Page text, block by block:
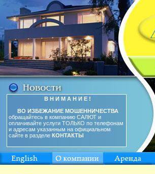
В Н И М А Н И Е !
ВО ИЗБЕЖАНИЕ МОШЕННИЧЕСТВА
обращайтесь в компанию САЛЮТ и
оплачивайте услуги ТОЛЬКО по телефонам
и адресам указанным на официальном
сайте в разделе КОНТАКТЫ